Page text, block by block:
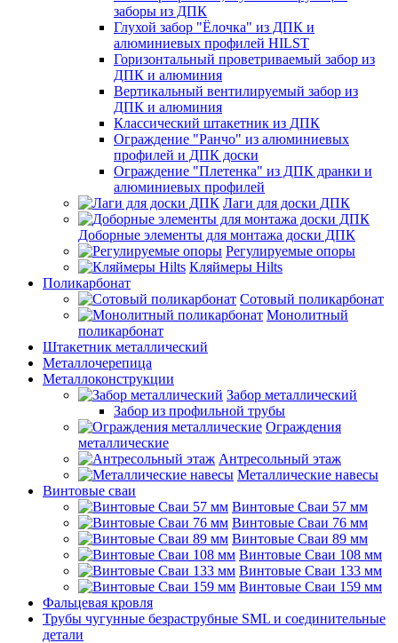
заборы из ДПК
Глухой забор "Ёлочка" из ДПК и
алюминиевых профилей HILST
Горизонтальный проветриваемый забор из
ДПК и алюминия
Вертикальный вентилируемый забор из
ДПК и алюминия
Классический штакетник из ДПК
Ограждение "Ранчо" из алюминиевых
профилей и ДПК доски
Ограждение "Плетенка" из ДПК дранки и
алюминиевых профилей
Лаги для доски ДПК
Доборные элементы для монтажа доски ДПК
Регулируемые опоры
Кляймеры Hilts
Поликарбонат
Сотовый поликарбонат
Монолитный
поликарбонат
Штакетник металлический
Металлочерепица
Металлоконструкции
Забор металлический
Забор из профильной трубы
Ограждения
металлические
Антресольный этаж
Металлические навесы
Винтовые сваи
Винтовые Сваи 57 мм
Винтовые Сваи 76 мм
Винтовые Сваи 89 мм
Винтовые Сваи 108 мм
Винтовые Сваи 133 мм
Винтовые Сваи 159 мм
Фальцевая кровля
Трубы чугунные безраструбные SML и соединительные
детали